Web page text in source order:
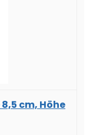
cm, Höhe